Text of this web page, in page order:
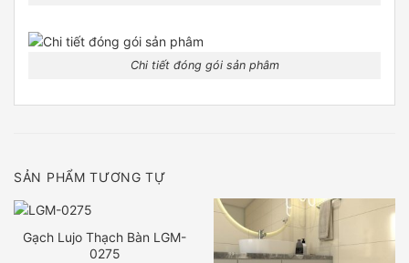
Chi tiết đóng gói sản phâm
SẢN PHẨM TƯƠNG TỰ
Gạch Lujo Thạch Bàn LGM-
0275